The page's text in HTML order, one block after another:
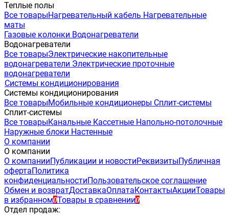
Теплые полы
Все товарыНагревательный кабель Нагревательные
маты
Газовые колонки Водонагреватели
Водонагреватели
Все товарыЭлектрические накопительные
водонагреватели Электрические проточные
водонагреватели
Системы кондиционирования
Системы кондиционирования
Все товарыМобильные кондиционеры Сплит-системы
Сплит-системы
Все товарыКанальные Кассетные Напольно-потолочные
Наружные блоки Настенные
О компании
О компании
О компанииПубликации и новостиРеквизитыПубличная
офертаПолитика
конфиденциальностиПользовательское соглашение
Обмен и возвратДоставкаОплатаКонтактыАкцииТовары
в избранном0Товары в сравнении0
Отдел продаж: